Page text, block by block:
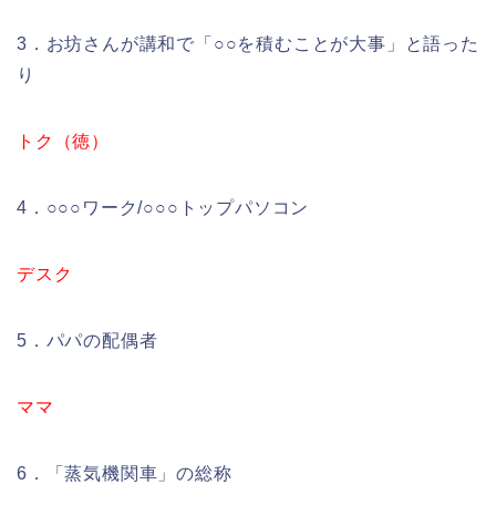
3．お坊さんが講和で「○○を積むことが大事」と語った
り
トク（徳）
4．○○○ワーク/○○○トップパソコン
デスク
5．パパの配偶者
ママ
6．「蒸気機関車」の総称